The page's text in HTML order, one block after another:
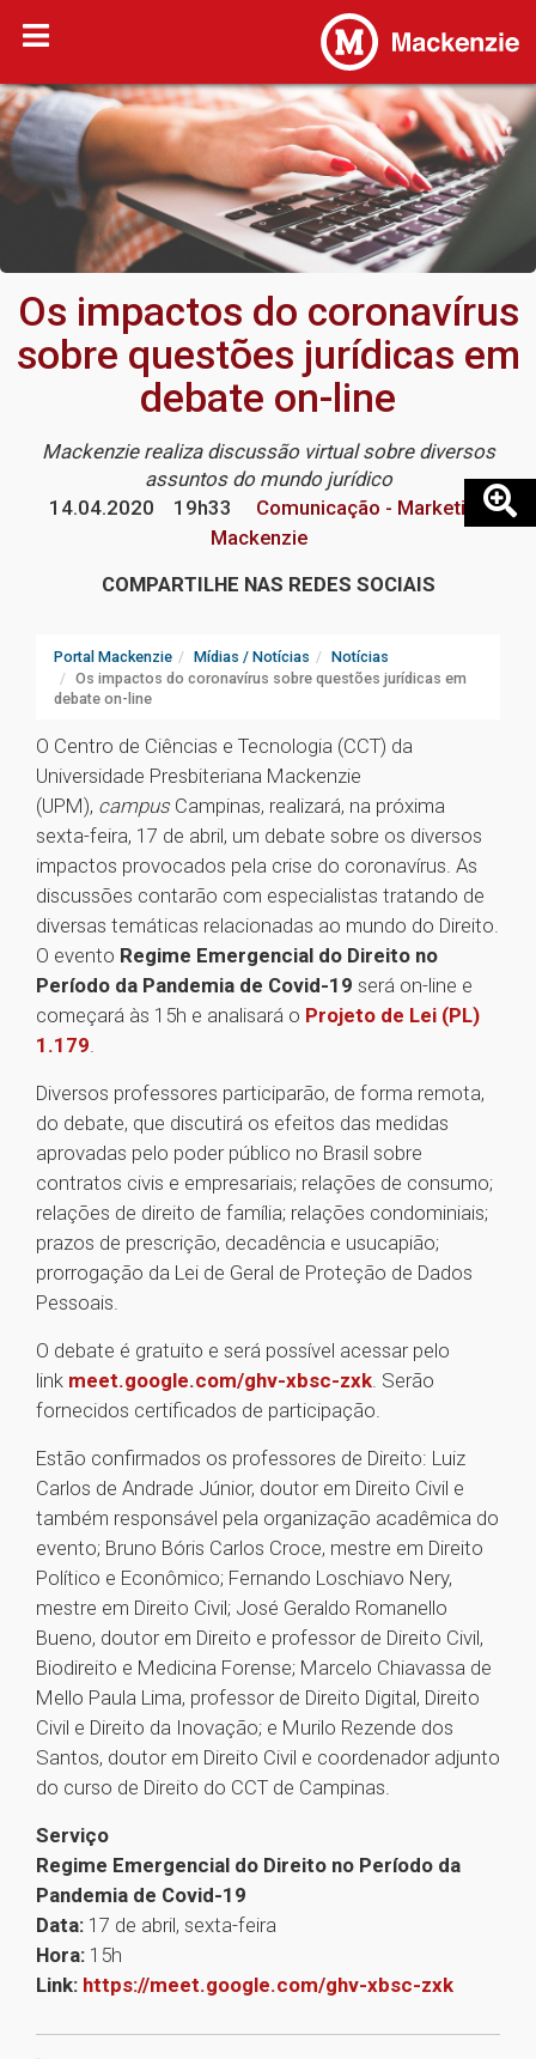
Os impactos do coronavírus
sobre questões jurídicas em
debate on-line
Mackenzie realiza discussão virtual sobre diversos
assuntos do mundo jurídico
14.04.2020
19h33
Comunicação - Marketing
Mackenzie
COMPARTILHE NAS REDES SOCIAIS
Portal Mackenzie Mídias / Notícias
Notícias
Os impactos do coronavírus sobre questões jurídicas em
debate on-line
O Centro de Ciências e Tecnologia (CCT) da
Universidade Presbiteriana Mackenzie
(UPM), campus Campinas, realizará, na próxima
sexta-feira, 17 de abril, um debate sobre os diversos
impactos provocados pela crise do coronavírus. As
discussões contarão com especialistas tratando de
diversas temáticas relacionadas ao mundo do Direito.
O evento Regime Emergencial do Direito no
Período da Pandemia de Covid-19 será on-line e
começará às 15h e analisará o Projeto de Lei (PL)
1.179.
Diversos professores participarão, de forma remota,
do debate, que discutirá os efeitos das medidas
aprovadas pelo poder público no Brasil sobre
contratos civis e empresariais; relações de consumo;
relações de direito de família; relações condominiais;
prazos de prescrição, decadência e usucapião;
prorrogação da Lei de Geral de Proteção de Dados
Pessoais.
O debate é gratuito e será possível acessar pelo
link meet.google.com/ghv-xbsc-zxk. Serão
fornecidos certificados de participação.
Estão confirmados os professores de Direito: Luiz
Carlos de Andrade Júnior, doutor em Direito Civil e
também responsável pela organização acadêmica do
evento; Bruno Bóris Carlos Croce, mestre em Direito
Político e Econômico; Fernando Loschiavo Nery,
mestre em Direito Civil; José Geraldo Romanello
Bueno, doutor em Direito e professor de Direito Civil,
Biodireito e Medicina Forense; Marcelo Chiavassa de
Mello Paula Lima, professor de Direito Digital, Direito
Civil e Direito da Inovação; e Murilo Rezende dos
Santos, doutor em Direito Civil e coordenador adjunto
do curso de Direito do CCT de Campinas.
Serviço
Regime Emergencial do Direito no Período da
Pandemia de Covid-19
Data: 17 de abril, sexta-feira
Hora: 15h
Link: https://meet.google.com/ghv-xbsc-zxk
1